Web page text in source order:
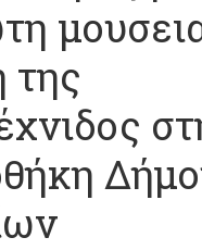
της